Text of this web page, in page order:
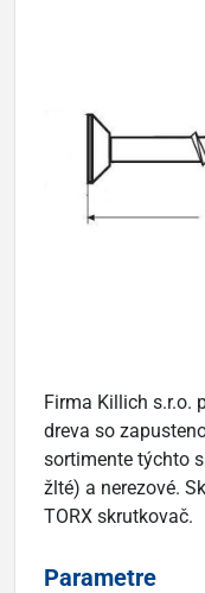
Firma Killich s.r.o.
dreva so
sortimente týchto
žlté) a nerezové.
TORX skrutkovač.
Parametre